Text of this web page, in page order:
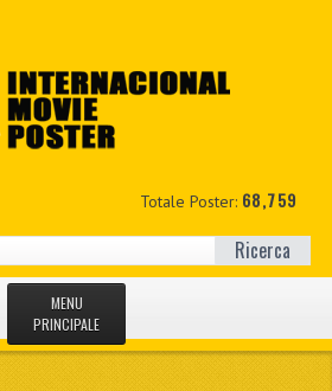
Totale Poster: 68,759
Ricerca
MENU
PRINCIPALE